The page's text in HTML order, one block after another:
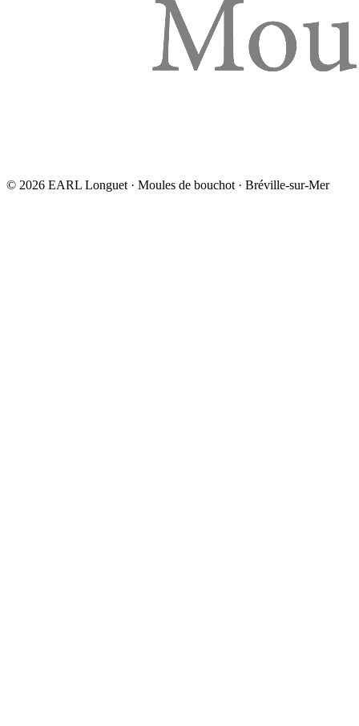
© 2026 EARL Longuet · Moules de bouchot · Bréville-sur-Mer